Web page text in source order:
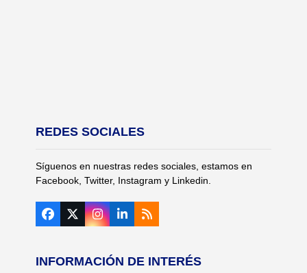
REDES SOCIALES
Síguenos en nuestras redes sociales, estamos en
Facebook, Twitter, Instagram y Linkedin.
Facebook
TwitterInstagram
LinkedIn
RSS
INFORMACIÓN DE INTERÉS